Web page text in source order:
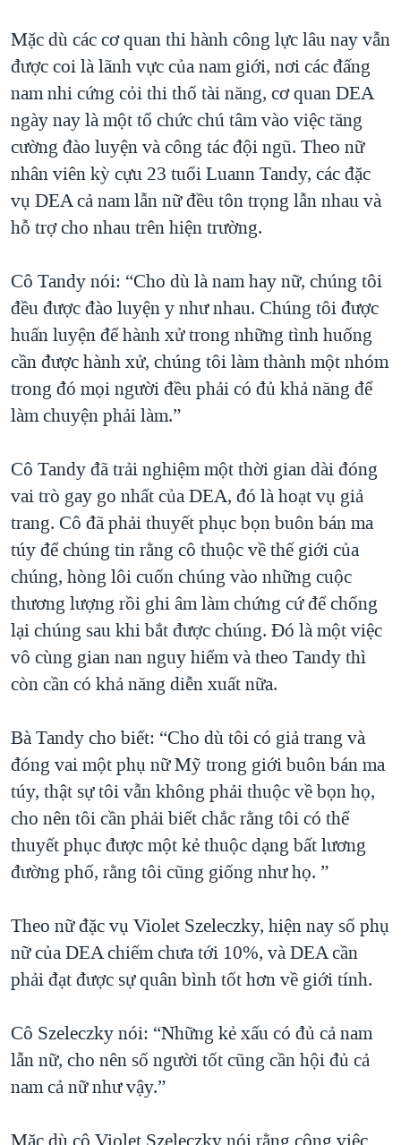
Mặc dù các cơ quan thi hành công lực lâu nay vẫn
được coi là lãnh vực của nam giới, nơi các đấng
nam nhi cứng cỏi thi thố tài năng, cơ quan DEA
ngày nay là một tổ chức chú tâm vào việc tăng
cường đào luyện và công tác đội ngũ. Theo nữ
nhân viên kỳ cựu 23 tuổi Luann Tandy, các đặc
vụ DEA cả nam lẫn nữ đều tôn trọng lẫn nhau và
hỗ trợ cho nhau trên hiện trường.
Cô Tandy nói: “Cho dù là nam hay nữ, chúng tôi
đều được đào luyện y như nhau. Chúng tôi được
huấn luyện để hành xử trong những tình huống
cần được hành xử, chúng tôi làm thành một nhóm
trong đó mọi người đều phải có đủ khả năng để
làm chuyện phải làm.”
Cô Tandy đã trải nghiệm một thời gian dài đóng
vai trò gay go nhất của DEA, đó là hoạt vụ giả
trang. Cô đã phải thuyết phục bọn buôn bán ma
túy để chúng tin rằng cô thuộc về thế giới của
chúng, hòng lôi cuốn chúng vào những cuộc
thương lượng rồi ghi âm làm chứng cứ để chống
lại chúng sau khi bắt được chúng. Đó là một việc
vô cùng gian nan nguy hiểm và theo Tandy thì
còn cần có khả năng diễn xuất nữa.
Bà Tandy cho biết: “Cho dù tôi có giả trang và
đóng vai một phụ nữ Mỹ trong giới buôn bán ma
túy, thật sự tôi vẫn không phải thuộc về bọn họ,
cho nên tôi cần phải biết chắc rằng tôi có thể
thuyết phục được một kẻ thuộc dạng bất lương
đường phố, rằng tôi cũng giống như họ. ”
Theo nữ đặc vụ Violet Szeleczky, hiện nay số phụ
nữ của DEA chiếm chưa tới 10%, và DEA cần
phải đạt được sự quân bình tốt hơn về giới tính.
Cô Szeleczky nói: “Những kẻ xấu có đủ cả nam
lẫn nữ, cho nên số người tốt cũng cần hội đủ cả
nam cả nữ như vậy.”